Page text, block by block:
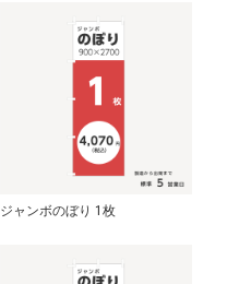
ジャンボのぼり 1枚